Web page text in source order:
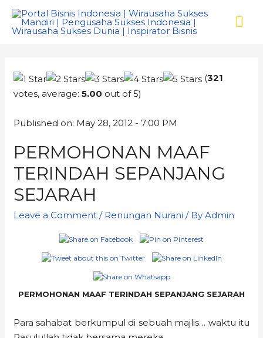
(321
votes, average:5.00 out of 5)
Published on: May 28, 2012 - 7:00 PM
PERMOHONAN MAAF
TERINDAH SEPANJANG
SEJARAH
Leave a Comment / Renungan Nurani / ByAdmin
PERMOHONAN MAAF TERINDAH SEPANJANG SEJARAH
Para sahabat berkumpul di sebuah majlis… waktu itu